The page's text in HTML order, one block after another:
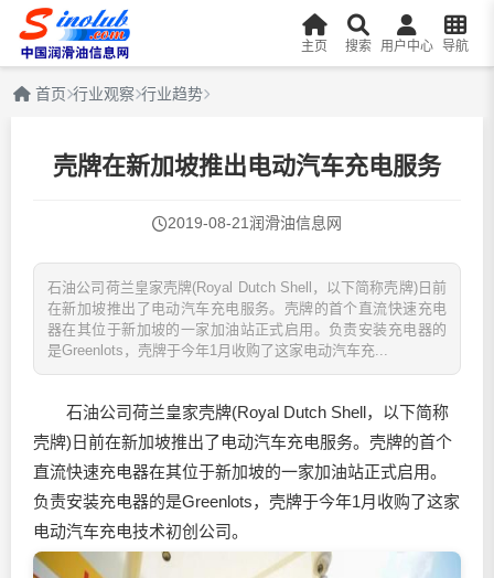
主页 搜索 用户中心 导航
首页 行业观察 行业趋势
壳牌在新加坡推出电动汽车充电服务
2019-08-21润滑油信息网
石油公司荷兰皇家壳牌(Royal Dutch Shell，以下简称壳牌)日前
在新加坡推出了电动汽车充电服务。壳牌的首个直流快速充电
器在其位于新加坡的一家加油站正式启用。负责安装充电器的
是Greenlots，壳牌于今年1月收购了这家电动汽车充...
石油公司荷兰皇家壳牌(Royal Dutch Shell，以下简称
壳牌)日前在新加坡推出了电动汽车充电服务。壳牌的首个
直流快速充电器在其位于新加坡的一家加油站正式启用。
负责安装充电器的是Greenlots，壳牌于今年1月收购了这家
电动汽车充电技术初创公司。